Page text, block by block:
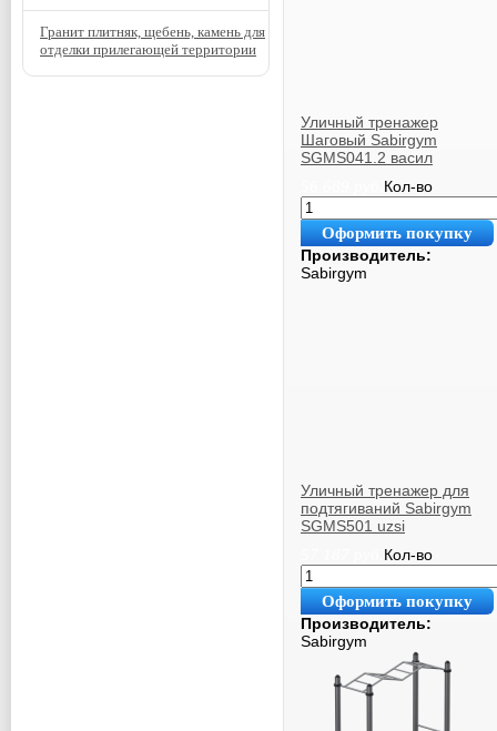
Уличный тренажер
Шаговый Sabirgym
SGMS041.2 васил
Кол-во
Оформить покупку
Производитель:
Sabirgym
Уличный тренажер для
подтягиваний Sabirgym
SGMS501 uzsi
Кол-во
Оформить покупку
Производитель:
Sabirgym
Гранит плитняк, щебень, камень для
отделки прилегающей территории